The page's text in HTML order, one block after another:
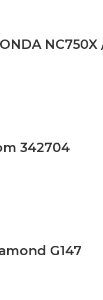
NC750X
342704
G147